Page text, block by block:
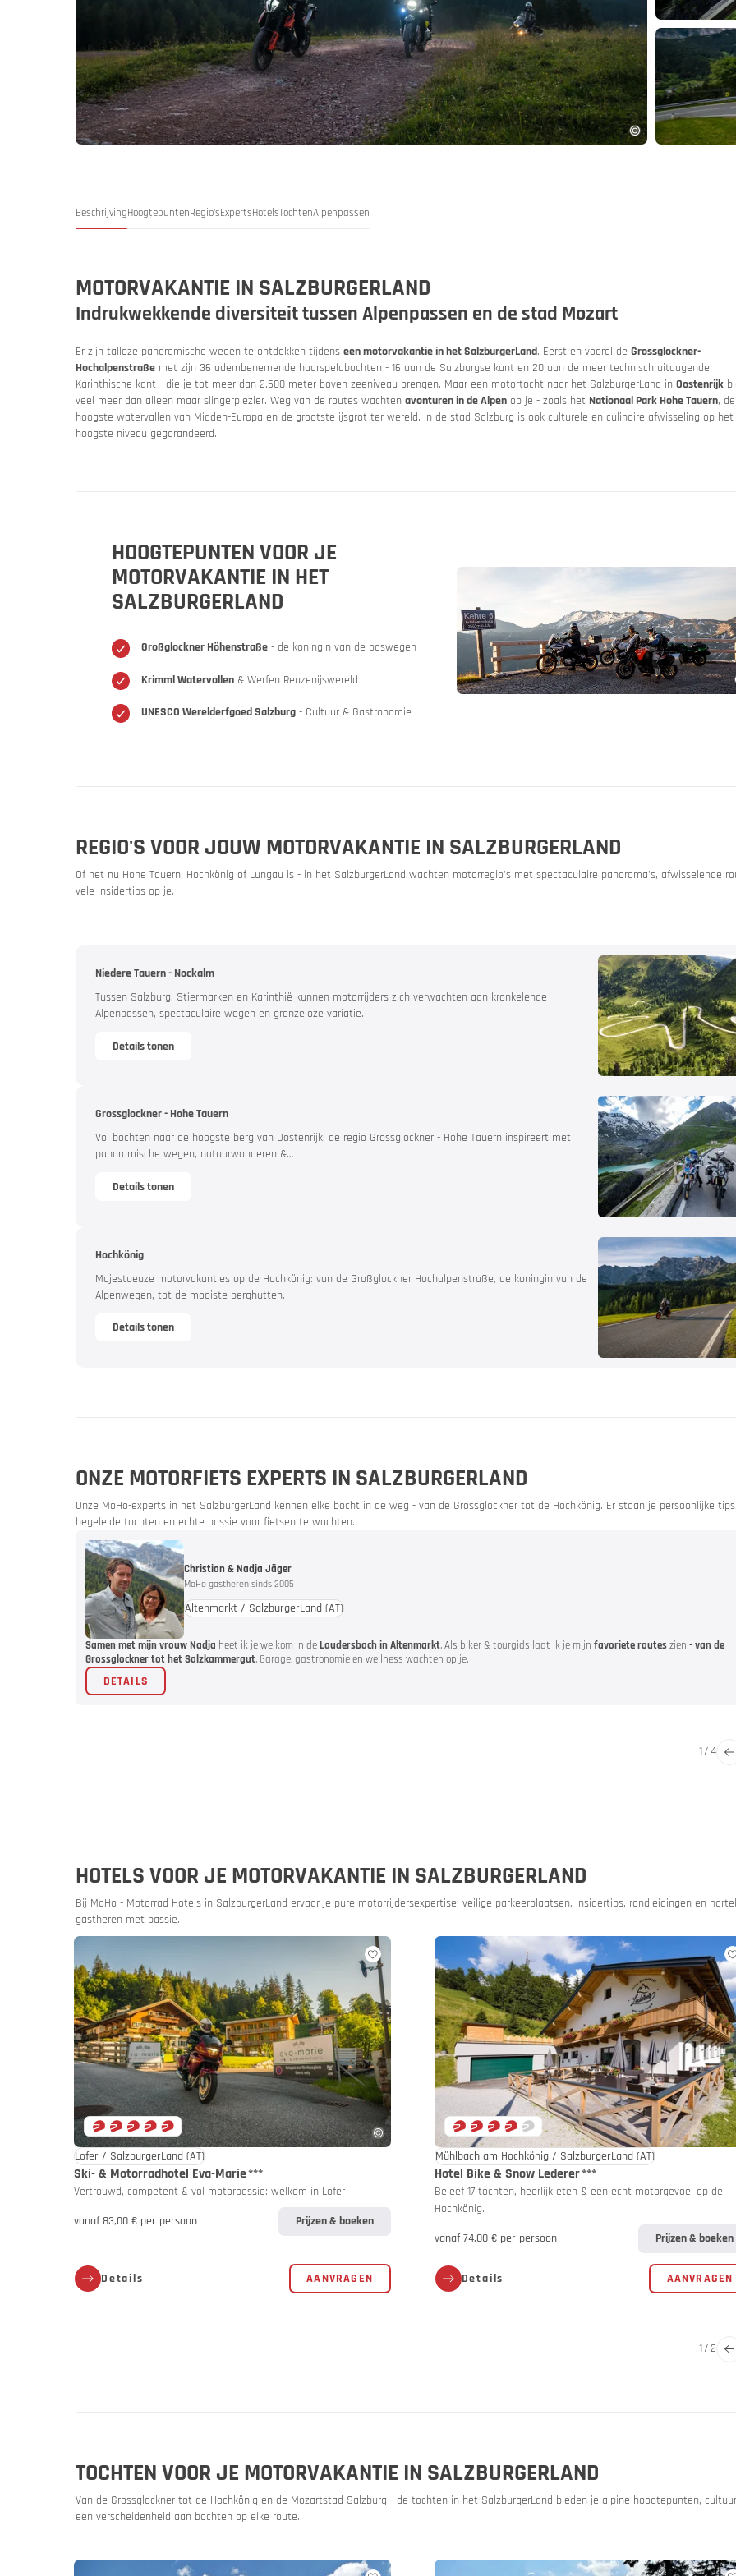
Italië
My MoHo-App
Motor- en autotrein
Vakantiebonnen
Rijd rustig en voorzichtig!
BeschrijvingHoogtepuntenRegio'sExpertsHotelsTochtenAlpenpassen
MOTORVAKANTIE IN SALZBURGERLAND
Indrukwekkende diversiteit tussen Alpenpassen en de stad Mozart
Er zijn talloze panoramische wegen te ontdekken tijdens een motorvakantie in het SalzburgerLand. Eerst en vooral de Grossglockner-
Hochalpenstraße met zijn 36 adembenemende haarspeldbochten - 16 aan de Salzburgse kant en 20 aan de meer technisch uitdagende
Karinthische kant - die je tot meer dan 2.500 meter boven zeeniveau brengen. Maar een motortocht naar het SalzburgerLand in Oostenrijk
veel meer dan alleen maar slingerplezier. Weg van de routes wachten avonturen in de Alpen op je - zoals het Nationaal Park Hohe Tauern, de
hoogste watervallen van Midden-Europa en de grootste ijsgrot ter wereld. In de stad Salzburg is ook culturele en culinaire afwisseling op het
hoogste niveau gegarandeerd.
HOOGTEPUNTEN VOOR JE
MOTORVAKANTIE IN HET
SALZBURGERLAND
Großglockner Höhenstraße - de koningin van de paswegen
Krimml Watervallen & Werfen Reuzenijswereld
UNESCO Werelderfgoed Salzburg - Cultuur & Gastronomie
REGIO'S VOOR JOUW MOTORVAKANTIE IN SALZBURGERLAND
Of het nu Hohe Tauern, Hochkönig of Lungau is - in het SalzburgerLand wachten motorregio's met spectaculaire panorama's, afwisselende
vele insidertips op je.
Niedere Tauern - Nockalm
Tussen Salzburg, Stiermarken en Karinthië kunnen motorrijders zich verwachten aan kronkelende
Alpenpassen, spectaculaire wegen en grenzeloze variatie.
Details tonen
Grossglockner - Hohe Tauern
Vol bochten naar de hoogste berg van Oostenrijk: de regio Grossglockner - Hohe Tauern inspireert met
panoramische wegen, natuurwonderen &…
Details tonen
Hochkönig
Majestueuze motorvakanties op de Hochkönig: van de Großglockner Hochalpenstraße, de koningin van de
Alpenwegen, tot de mooiste berghutten.
Details tonen
ONZE MOTORFIETS EXPERTS IN SALZBURGERLAND
Onze MoHo-experts in het SalzburgerLand kennen elke bocht in de weg - van de Grossglockner tot de Hochkönig. Er staan je persoonlijke
begeleide tochten en echte passie voor fietsen te wachten.
Christian & Nadja Jäger
MoHo gastheren sinds 2005
Altenmarkt / SalzburgerLand (AT)
Samen met mijn vrouw Nadja heet ik je welkom in deLaudersbach in Altenmarkt. Als biker & tourgids laat ik je mijn favoriete routeszien - van de
Grossglockner tot het Salzkammergut. Garage, gastronomie en wellness wachten op je.
DETAILS
1/4
HOTELS VOOR JE MOTORVAKANTIE IN SALZBURGERLAND
Bij MoHo - Motorrad Hotels in SalzburgerLand ervaar je pure motorrijdersexpertise: veilige parkeerplaatsen, insidertips, rondleidingen en
gastheren met passie.
Lofer / SalzburgerLand (AT)
Ski- & Motorradhotel Eva-Marie***
Vertrouwd, competent & vol motorpassie: welkom in Lofer
vanaf 83,00 € per persoon Prijzen & boeken
Details AANVRAGEN
Mühlbach am Hochkönig / SalzburgerLand(AT)
Hotel Bike & Snow Lederer***
Beleef 17 tochten, heerlijk eten & een echt motorgevoel op de
Hochkönig.
vanaf 74,00 € per persoon Prijzen & boeken
Details AANVRAGEN
1/2
TOCHTEN VOOR JE MOTORVAKANTIE IN SALZBURGERLAND
Van de Grossglockner tot de Hochkönig en de Mozartstad Salzburg - de tochten in het SalzburgerLand bieden je alpine hoogtepunten,
een verscheidenheid aan bochten op elke route.